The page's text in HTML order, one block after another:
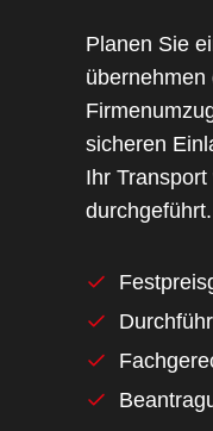
Planen Sie
sicheren
Ihr
durchgeführt.